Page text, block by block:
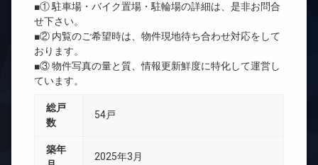
■① 駐車場・バイク置場・駐輪場の詳細は、是非お問合
せ下さい。
■② 内覧のご希望時は、物件現地待ち合わせ対応をして
おります。
■③ 物件写真の量と質、情報更新鮮度に特化して運営し
ています。
総戸
数
54戸
築年
2025年3月